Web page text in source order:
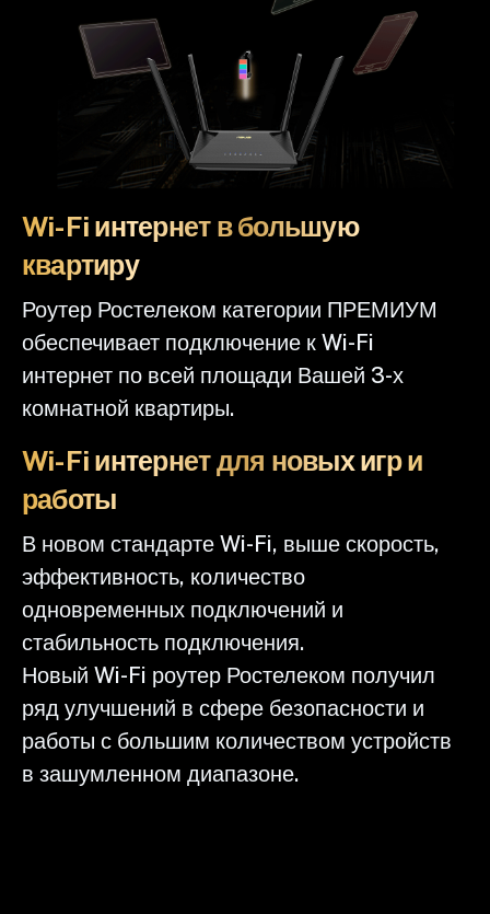
Wi-Fi интернет в большую
квартиру
Роутер Ростелеком категории ПРЕМИУМ
обеспечивает подключение к Wi-Fi
интернет по всей площади Вашей 3-х
комнатной квартиры.
Wi-Fi интернет для новых игр и
работы
В новом стандарте Wi-Fi, выше скорость,
эффективность, количество
одновременных подключений и
стабильность подключения.
Новый Wi-Fi роутер Ростелеком получил
ряд улучшений в сфере безопасности и
работы с большим количеством устройств
в зашумленном диапазоне.